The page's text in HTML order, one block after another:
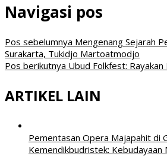
Navigasi pos
Pos sebelumnya Mengenang Sejarah
Surakarta, Tukidjo Martoatmodjo
Pos berikutnya Ubud Folkfest:
ARTIKEL LAIN
Pementasan Opera Majapahit di
Kemendikbudristek: Kebudayaan